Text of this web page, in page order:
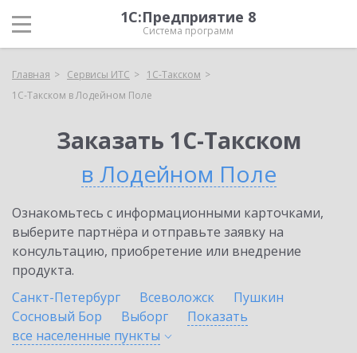
1С:Предприятие 8
Система программ
Главная Сервисы ИТС
1С-Такском
1С-Такском в Лодейном Поле
Заказать 1С-Такском
в Лодейном Поле
Ознакомьтесь с информационными карточками,
выберите партнёра и отправьте заявку на
консультацию, приобретение или внедрение
продукта.
Санкт-Петербург
Всеволожск
Пушкин
Сосновый Бор
Выборг
Показать
все населенные пункты